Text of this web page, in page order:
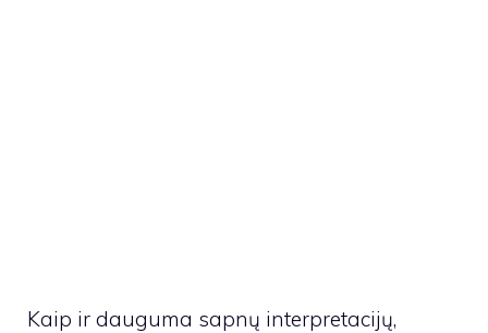
Kaip ir dauguma sapnų interpretacijų,